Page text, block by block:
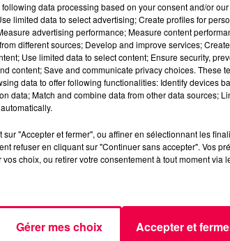
following data processing based on your consent and/or
limited data to select advertising; Create profiles for
advertising performance; Measure content
different sources; Develop and improve services;
Use limited data to select content; Ensure security,
content; Save and communicate privacy choices. These
data to offer following functionalities: Identify devices
data; Match and combine data from other data sources;
"Accepter et fermer", ou affiner en sélectionnant les
refuser en cliquant sur "Continuer sans accepter". Vos
choix, ou retirer votre consentement à tout moment via
Gérer mes choix Accepter et